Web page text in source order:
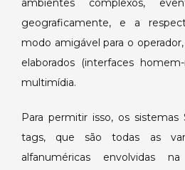
ambientes complexos,
geograficamente, e a
modo amigável para o
elaborados (interfaces
multimídia.
Para permitir isso, os
tags, que são todas as
alfanuméricas envolvidas